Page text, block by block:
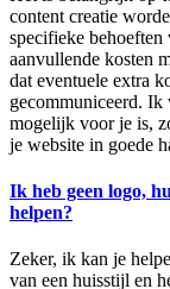
content creatie
specifieke behoeften
aanvullende kosten
dat eventuele extra
gecommuniceerd. Ik
mogelijk voor je is,
je website in goede
Ik heb geen logo,
helpen?
Zeker, ik kan je
van een huisstijl en